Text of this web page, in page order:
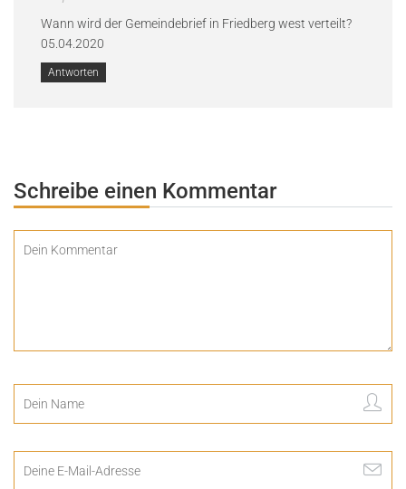
Wann wird der Gemeindebrief in Friedberg west verteilt?
05.04.2020
Antworten
Schreibe einen Kommentar